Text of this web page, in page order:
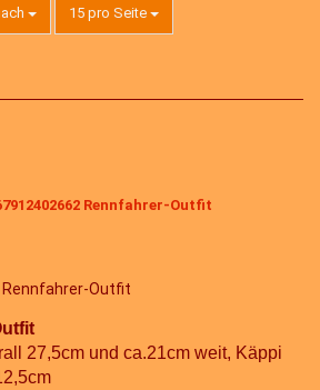
15 pro Seite
pro Seite
Rennfahrer-Outfit
27,5cm und ca.21cm weit, Käppi